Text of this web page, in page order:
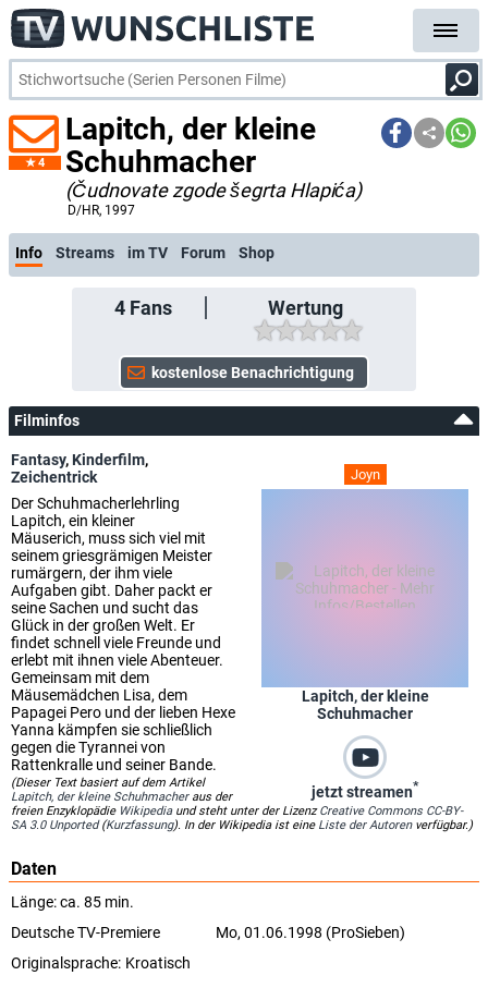
4
Lapitch, der kleine
Schuhmacher
(Čudnovate zgode šegrta Hlapića)
D/HR, 1997
Info Streams im TV Forum Shop
4Fans Wertung
Filminfos
Joyn
Lapitch, der kleine
Schuhmacher
jetzt streamen*
Fantasy,Kinderfilm,
Zeichentrick
Der Schuhmacherlehrling
Lapitch, ein kleiner
Mäuserich, muss sich viel mit
seinem griesgrämigen Meister
rumärgern, der ihm viele
Aufgaben gibt. Daher packt er
seine Sachen und sucht das
Glück in der großen Welt. Er
findet schnell viele Freunde und
erlebt mit ihnen viele Abenteuer.
Gemeinsam mit dem
Mäusemädchen Lisa, dem
Papagei Pero und der lieben Hexe
Yanna kämpfen sie schließlich
gegen die Tyrannei von
Rattenkralle und seiner Bande.
(Dieser Text basiert auf dem Artikel
Lapitch, der kleine Schuhmacheraus der
freien Enzyklopädie Wikipediaund steht unter der LizenzCreative Commons CC-BY-
SA 3.0 Unported(Kurzfassung). In der Wikipedia ist eine Liste der Autorenverfügbar.)
Daten
Länge: ca. 85 min.
Deutsche TV-Premiere
Mo, 01.06.1998 (ProSieben)
Originalsprache: Kroatisch